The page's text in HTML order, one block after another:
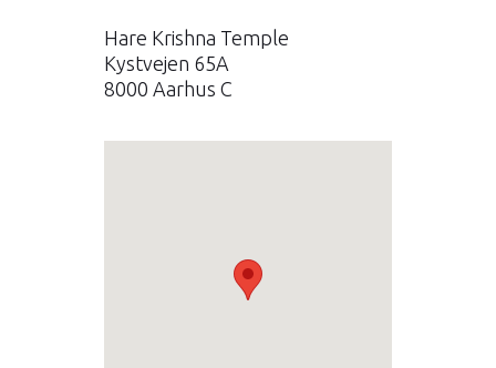
Hare Krishna Temple
Kystvejen 65A
8000 Aarhus C